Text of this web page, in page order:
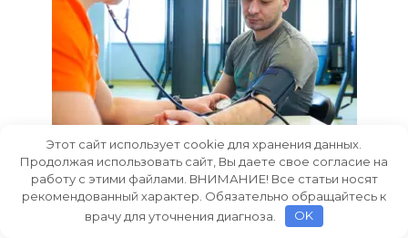
Доктор Шишонин: Как стресс
влияет на здоровье и есть ли
способ справиться с его
Этот сайт использует cookie для хранения данных.
Продолжая использовать сайт, Вы даете свое согласие на
работу с этими файлами. ВНИМАНИЕ! Все статьи носят
рекомендованный характер. Обязательно обращайтесь к
врачу для уточнения диагноза.
OK